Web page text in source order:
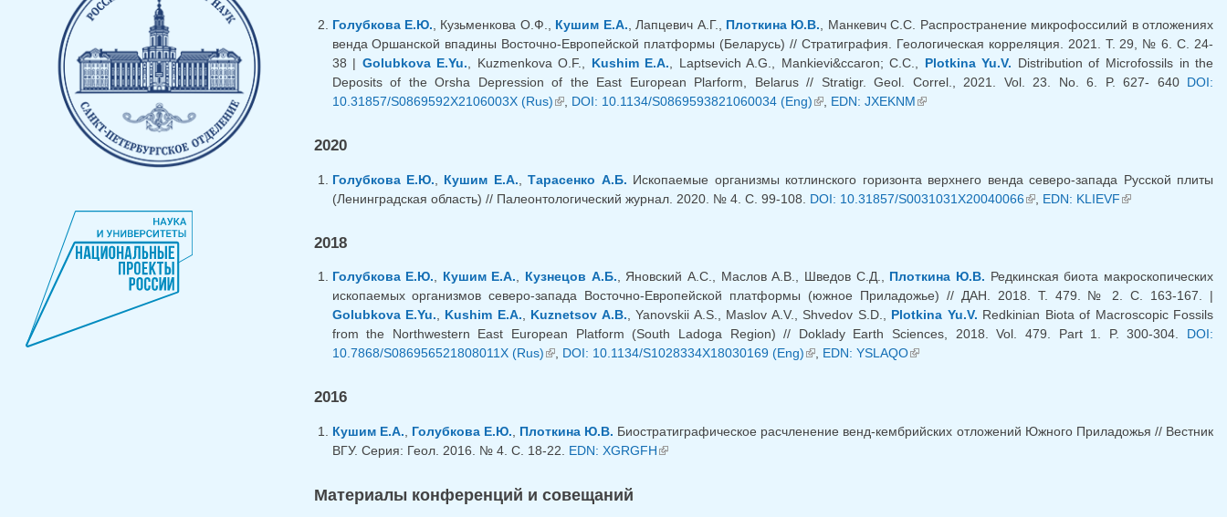
Голубкова Е.Ю., Кузьменкова О.Ф., Кушим Е.А., Лапцевич А.Г., Плоткина Ю.В., Манкевич С.С. Распространение микрофоссилий в отложениях
венда Оршанской впадины Восточно-Европейской платформы (Беларусь) // Стратиграфия. Геологическая корреляция. 2021. Т. 29, № 6. С. 24-
38 | Golubkova E.Yu., Kuzmenkova O.F., Kushim E.A., Laptsevich A.G., Mankievi&ccaron; C.C., Plotkina Yu.V. Distribution of Microfossils in the
Deposits of the Orsha Depression of the East European Plarform, Belarus // Stratigr. Geol. Correl., 2021. Vol. 23. No. 6. P. 627- 640 DOI:
10.31857/S0869592X2106003X (Rus)(внешняя ссылка)
, DOI: 10.1134/S0869593821060034 (Eng)(внешняя ссылка)
, EDN: JXEKNM(внешняя ссылка)
2020
Голубкова Е.Ю. Кушим Е.А. ,Тарасенко А.Б. Ископаемые организмы котлинского горизонта верхнего венда северо-запада Русской плиты
(Ленинградская область) // Палеонтологический журнал. 2020. № 4. С. 99-108. DOI: 10.31857/S0031031X20040066(внешняя ссылка)
, EDN: KLIEVF(внешняя
2018
Голубкова Е.Ю., Кушим Е.А., Кузнецов А.Б., Яновский А.С., Маслов А.В., Шведов С.Д., Плоткина Ю.В. Редкинская биота макроскопических
ископаемых организмов северо-запада Восточно-Европейской платформы (южное Приладожье) // ДАН. 2018. Т. 479. № 2. С. 163-167. |
Golubkova E.Yu., Kushim E.A., Kuznetsov A.B., Yanovskii A.S., Maslov A.V., Shvedov S.D., Plotkina Yu.V. Redkinian Biota of Macroscopic Fossils
from the Northwestern East European Platform (South Ladoga Region) // Doklady Earth Sciences, 2018. Vol. 479. Part 1. P. 300-304. DOI:
10.7868/S086956521808011X (Rus)(внешняя ссылка)
, DOI: 10.1134/S1028334X18030169 (Eng)(внешняя ссылка)
, EDN: YSLAQO(внешняя ссылка)
2016
Кушим Е.А. Голубкова Е.Ю. Плоткина Ю.В. Биостратиграфическое расчленение венд-кембрийских отложений Южного Приладожья // Вестник
ВГУ. Серия: Геол. 2016. № 4. С. 18-22. EDN: XGRGFH(внешняя ссылка)
Материалы конференций и совещаний